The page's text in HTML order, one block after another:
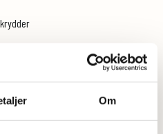
Om
av Focaccia miksen – sett til